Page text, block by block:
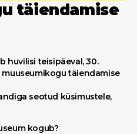
täiendamise
huvilisi teisipäeval, 30.
täiendamise
seotud küsimustele,
kogub?